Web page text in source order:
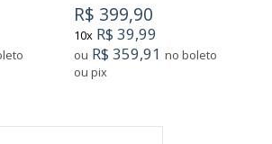
R$ 399,90
10x R$ 39,99
ou R$ 359,91 no boleto
ou pix